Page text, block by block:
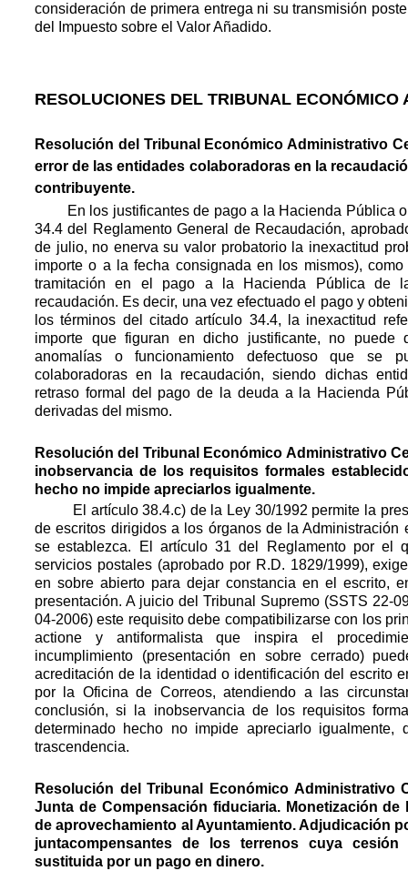
consideración de primera entrega ni su transmisión
del Impuesto sobre el Valor Añadido.
RESOLUCIONES DEL TRIBUNAL ECONÓMICO
Resolución del Tribunal Económico Administrativo
error de las entidades colaboradoras en la
contribuyente.
En los justificantes de pago a la Hacienda Pública
34.4 del Reglamento General de Recaudación,
de julio, no enerva su valor probatorio la inexactitud
importe o a la fecha consignada en los mismos),
tramitación en el pago a la Hacienda Pública de
recaudación. Es decir, una vez efectuado el pago y
los términos del citado artículo 34.4, la inexactitud
importe que figuran en dicho justificante, no puede
anomalías o funcionamiento defectuoso que se
colaboradoras en la recaudación, siendo dichas
retraso formal del pago de la deuda a la Hacienda
derivadas del mismo. 
Resolución del Tribunal Económico Administrativo
inobservancia de los requisitos formales
hecho no impide apreciarlos igualmente.
 El artículo 38.4.c) de la Ley 30/1992 permite la
de escritos dirigidos a los órganos de la Administración
se establezca. El artículo 31 del Reglamento por
servicios postales (aprobado por R.D. 1829/1999),
en sobre abierto para dejar constancia en el escrito,
presentación. A juicio del Tribunal Supremo (SSTS 22-
04-2006) este requisito debe compatibilizarse con los
actione y antiformalista que inspira el
incumplimiento (presentación en sobre cerrado)
acreditación de la identidad o identificación del escrito
por la Oficina de Correos, atendiendo a las
conclusión, si la inobservancia de los requisitos
determinado hecho no impide apreciarlo igualmente,
trascendencia.
Resolución del Tribunal Económico Administrativo
Junta de Compensación fiduciaria. Monetización
de aprovechamiento al Ayuntamiento. Adjudicación
juntacompensantes de los terrenos cuya
sustituida por un pago en dinero.